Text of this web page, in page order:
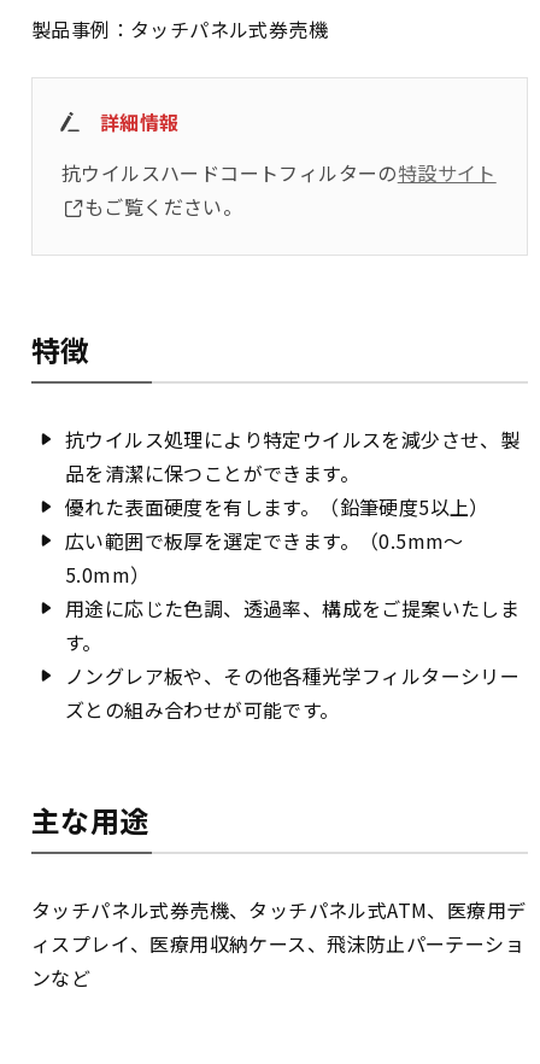
製品事例：タッチパネル式券売機
詳細情報
抗ウイルスハードコートフィルターの特設サイト
もご覧ください。
特徴
抗ウイルス処理により特定ウイルスを減少させ、製
品を清潔に保つことができます。
優れた表面硬度を有します。（鉛筆硬度5以上）
広い範囲で板厚を選定できます。（0.5mm～
5.0mm）
用途に応じた色調、透過率、構成をご提案いたしま
す。
ノングレア板や、その他各種光学フィルターシリー
ズとの組み合わせが可能です。
主な用途
タッチパネル式券売機、タッチパネル式ATM、医療用デ
ィスプレイ、医療用収納ケース、飛沫防止パーテーショ
ンなど